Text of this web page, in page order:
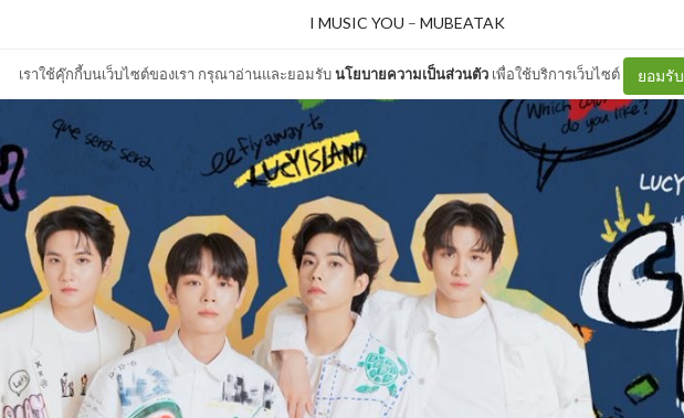
เราใช้คุ๊กกี้บนเว็บไซต์ของเรา กรุณาอ่านและยอมรับนโยบายความเป็นส่วนตัว เพื่อใช้บริการเว็บไซต์ ยอมรับ
I MUSIC YOU – MUBEATAK